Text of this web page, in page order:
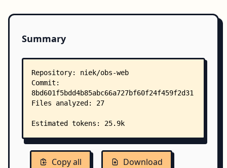
Summary
Copy all Download